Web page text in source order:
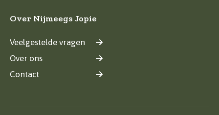
Over Nijmeegs Jopie
Veelgestelde vragen
Over ons
Contact